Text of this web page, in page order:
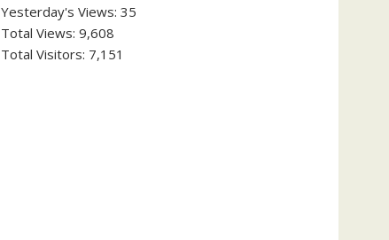
Yesterday's Views: 35
Total Views: 9,608
Total Visitors: 7,151